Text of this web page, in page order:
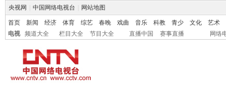
央视网 中国网络电视台 网站地图
首页 新闻 经济 体育 综艺 春晚 戏曲 音乐 科教 青少 文化
艺术
电视
频道大全 栏目大全 节目大全 直播中国 赛事直播 网络